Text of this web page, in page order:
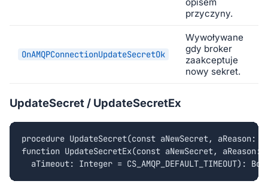
przyczyny.
OnAMQPConnectionUpdateSecretOk
Wywoływane
gdy broker
zaakceptuje
nowy sekret.
UpdateSecret / UpdateSecretEx
procedure UpdateSecret(const aNewSecret, aReason:
function UpdateSecretEx(const aNewSecret,
aTimeout: Integer = CS_AMQP_DEFAULT_TIMEOUT):